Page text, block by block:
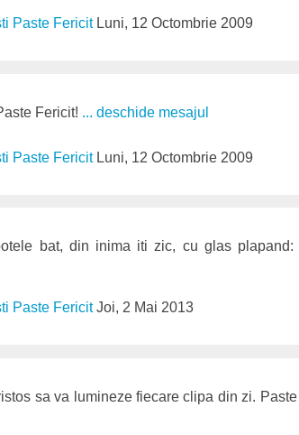
Paste Fericit Luni, 12 Octombrie 2009
Fericit! ... deschide mesajul
Paste Fericit Luni, 12 Octombrie 2009
bat, din inima iti zic, cu glas plapand:
Paste FericitJoi, 2 Mai 2013
sa va lumineze fiecare clipa din zi.